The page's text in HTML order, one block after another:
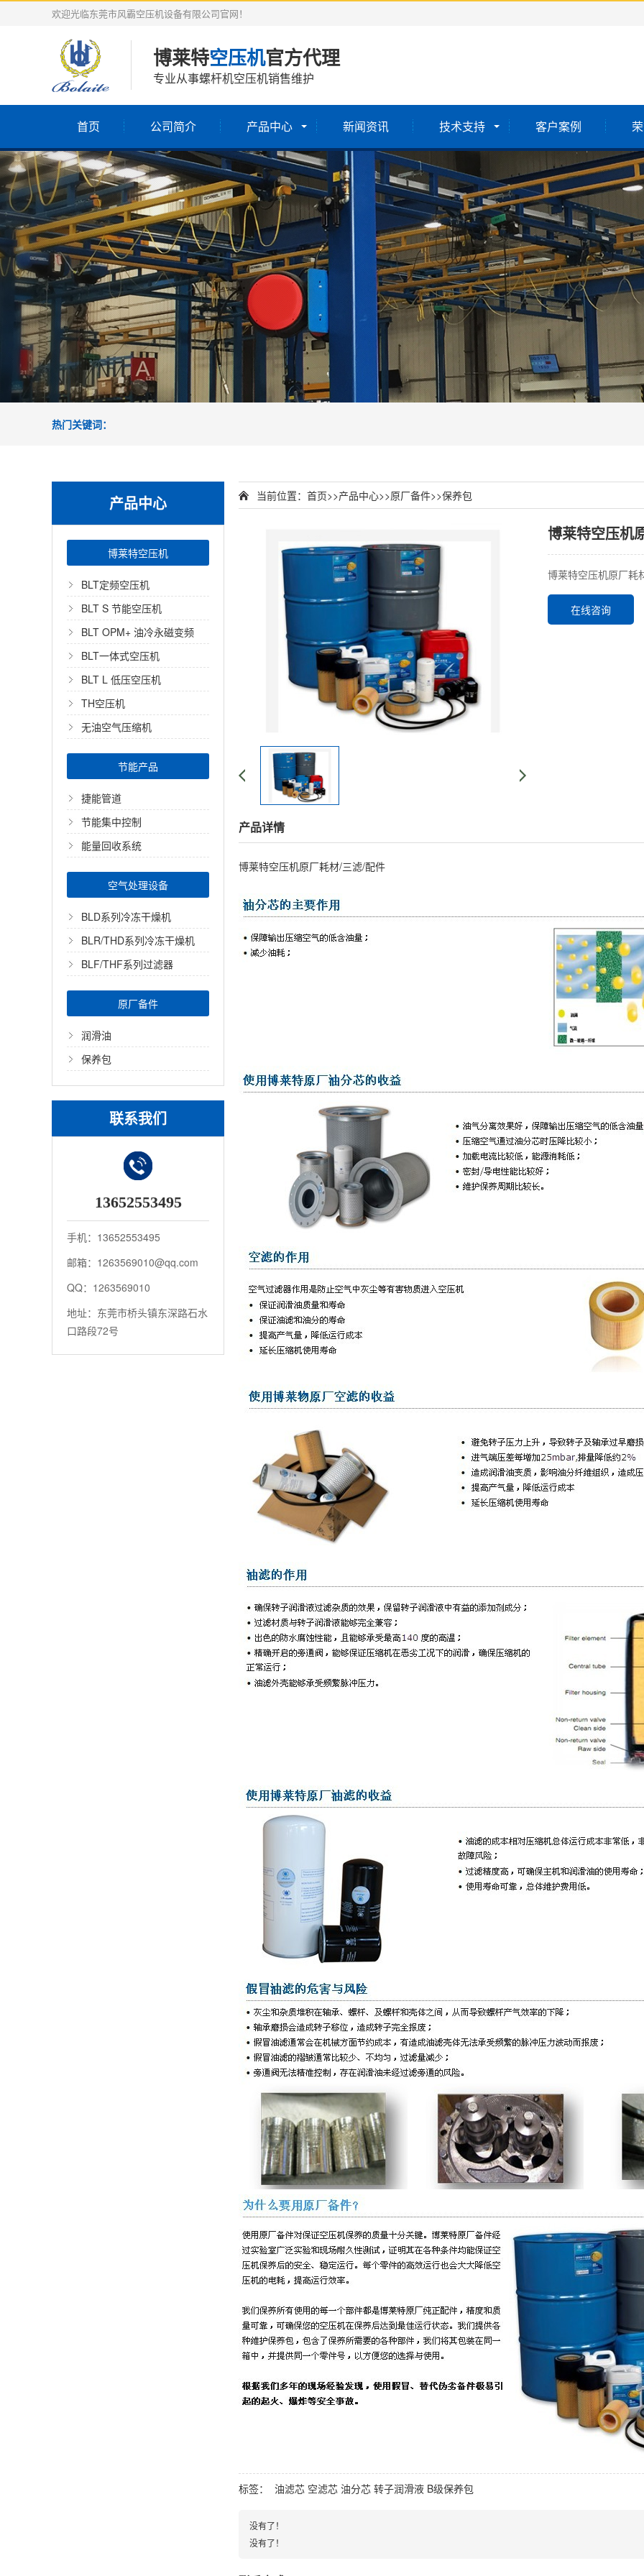
欢迎光临东莞市风霸空压机设备有限公司官网！
博莱特空压机官方代理
专业从事螺杆机空压机销售维护
首页 公司简介 产品中心 新闻资讯 技术支持 客户案例
热门关键词：
产品中心
博莱特空压机
BLT定频空压机
BLT S 节能空压机
BLT OPM+ 油冷永磁变频
BLT一体式空压机
BLT L 低压空压机
TH空压机
无油空气压缩机
节能产品
捷能管道
节能集中控制
能量回收系统
空气处理设备
BLD系列冷冻干燥机
BLR/THD系列冷冻干燥机
BLF/THF系列过滤器
原厂备件
润滑油
保养包
联系我们
13652553495
手机：13652553495
邮箱：1263569010@qq.com
QQ：1263569010
地址：东莞市桥头镇东深路石水
口路段72号
当前位置： 首页>>产品中心>>原厂备件>>保养包
博莱特空压机
博莱特空压机原厂耗
在线咨询
产品详情
博莱特空压机原厂耗材/三滤/配件
标签： 油滤芯 空滤芯 油分芯 转子润滑液 B级保养包
没有了！
没有了！